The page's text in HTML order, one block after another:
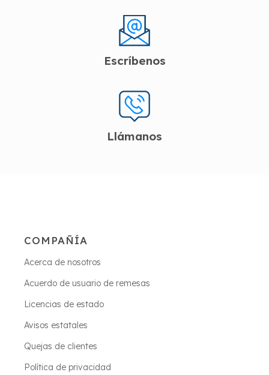
Escríbenos
Llámanos
COMPAÑÍA
Acerca de nosotros
Acuerdo de usuario de remesas
Licencias de estado
Avisos estatales
Quejas de clientes
Política de privacidad